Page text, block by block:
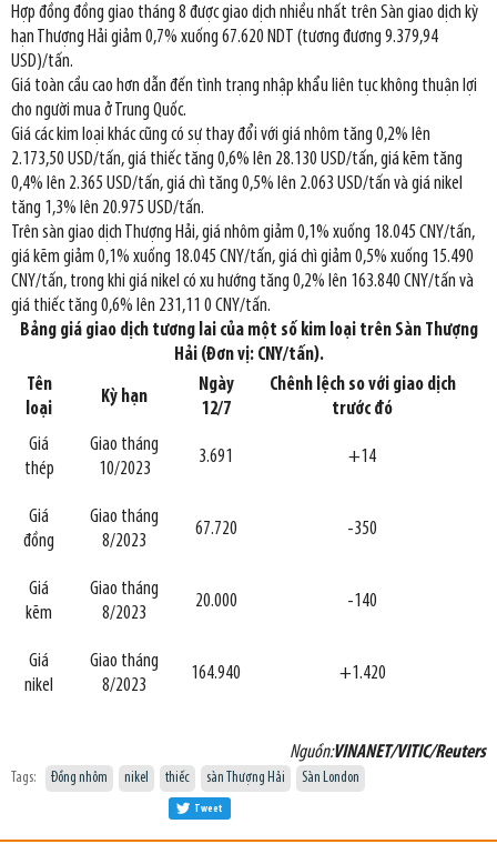
Hợp đồng đồng giao tháng 8 được giao dịch nhiều nhất trên Sàn giao dịch kỳ
hạn Thượng Hải giảm 0,7% xuống 67.620 NDT (tương đương 9.379,94
USD)/tấn.
Giá toàn cầu cao hơn dẫn đến tình trạng nhập khẩu liên tục không thuận lợi
cho người mua ở Trung Quốc.
Giá các kim loại khác cũng có sự thay đổi với giá nhôm tăng 0,2% lên
2.173,50 USD/tấn, giá thiếc tăng 0,6% lên 28.130 USD/tấn, giá kẽm tăng
0,4% lên 2.365 USD/tấn, giá chì tăng 0,5% lên 2.063 USD/tấn và giá nikel
tăng 1,3% lên 20.975 USD/tấn.
Trên sàn giao dịch Thượng Hải, giá nhôm giảm 0,1% xuống 18.045 CNY/tấn,
giá kẽm giảm 0,1% xuống 18.045 CNY/tấn, giá chì giảm 0,5% xuống 15.490
CNY/tấn, trong khi giá nikel có xu hướng tăng 0,2% lên 163.840 CNY/tấn và
giá thiếc tăng 0,6% lên 231,11 0 CNY/tấn.
Bảng giá giao dịch tương lai của một số kim loại trên Sàn Thượng
Hải (Đơn vị: CNY/tấn).
Tên
loại
Kỳ hạn
Ngày
12/7
Chênh lệch so với giao dịch
trước đó
Giá
thép
Giao tháng
10/2023
3.691 +14
Giá
đồng
Giao tháng
8/2023
67.720 -350
Giá
kẽm
Giao tháng
8/2023
20.000 -140
Giá
nikel
Giao tháng
8/2023
164.940 +1.420
Nguồn:VINANET/VITIC/Reuters
Tags: Đồng nhôm nikel thiếc sàn Thượng Hải Sàn London
Tweet